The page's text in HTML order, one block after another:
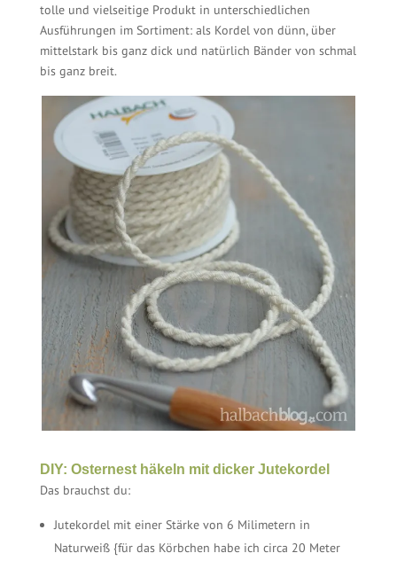
tolle und vielseitige Produkt in unterschiedlichen
Ausführungen im Sortiment: als Kordel von dünn, über
mittelstark bis ganz dick und natürlich Bänder von schmal
bis ganz breit.
DIY: Osternest häkeln mit dicker Jutekordel
Das brauchst du:
Jutekordel mit einer Stärke von 6 Milimetern in
Naturweiß {für das Körbchen habe ich circa 20 Meter